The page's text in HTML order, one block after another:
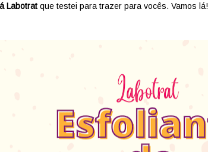
Labotratque testei para trazer para vocês. Vamos lá!